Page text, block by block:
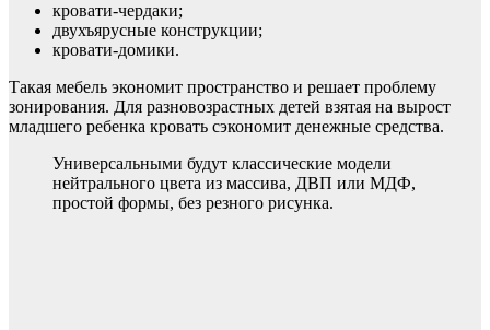
кровати-чердаки;
двухъярусные конструкции;
кровати-домики.
Такая мебель экономит пространство и решает проблему
зонирования. Для разновозрастных детей взятая на вырост
младшего ребенка кровать сэкономит денежные средства.
Универсальными будут классические модели
нейтрального цвета из массива, ДВП или МДФ,
простой формы, без резного рисунка.